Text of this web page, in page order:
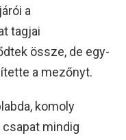
a
tagjai
össze, de egy-
a mezőnyt.
komoly
mindig